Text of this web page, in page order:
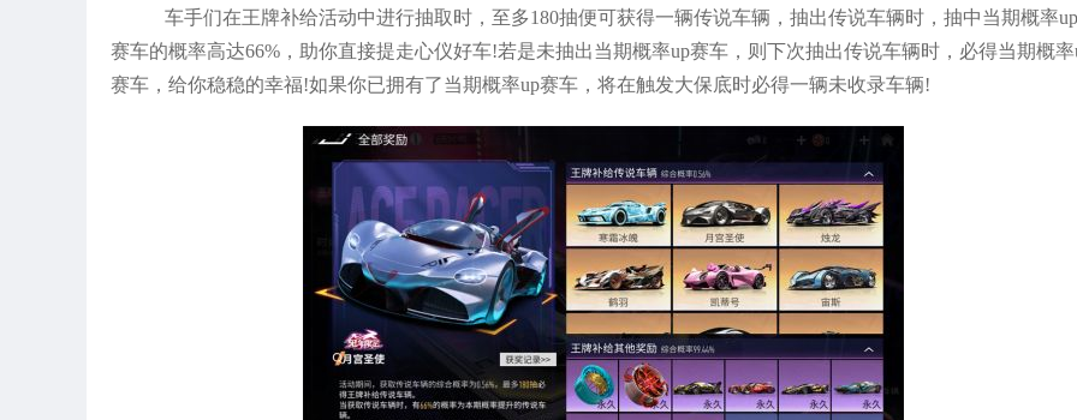
车手们在王牌补给活动中进行抽取时，至多180抽便可获得一辆传说车辆，抽出传说车辆时，抽中当期概率up
赛车的概率高达66%，助你直接提走心仪好车!若是未抽出当期概率up赛车，则下次抽出传说车辆时，必得当期概率
赛车，给你稳稳的幸福!如果你已拥有了当期概率up赛车，将在触发大保底时必得一辆未收录车辆!